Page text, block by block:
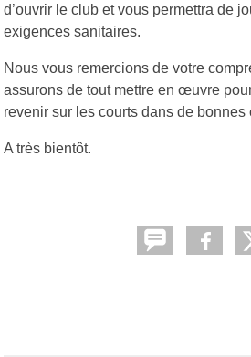
d’ouvrir le club et vous permettra de
exigences sanitaires.
Nous vous remercions de votre
assurons de tout mettre en œuvre
revenir sur les courts dans de bonnes
A très bientôt.